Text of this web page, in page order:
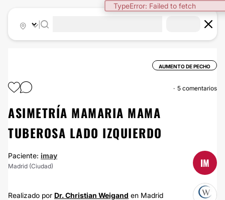
TypeError: Failed to fetch
AUMENTO DE PECHO
5 comentarios
ASIMETRÍA MAMARIA MAMA
TUBEROSA LADO IZQUIERDO
Paciente: imay
Madrid (Ciudad) IM
Realizado por Dr. Christian Weigand en Madrid